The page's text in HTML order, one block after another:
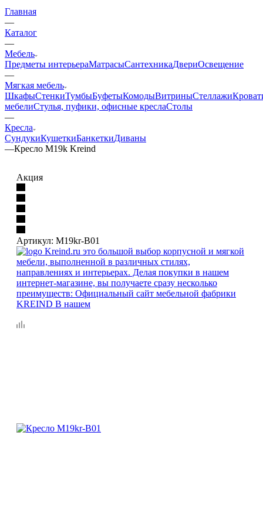
Главная
—
Каталог
—
Мебель
Предметы интерьераМатрасыСантехникаДвериОсвещение
—
Мягкая мебель
ШкафыСтенкиТумбыБуфетыКомодыВитриныСтеллажи
мебелиСтулья, пуфики, офисные креслаСтолы
—
Кресла
СундукиКушеткиБанкеткиДиваны
—Кресло M19k Kreind
Акция
Артикул: M19kr-B01